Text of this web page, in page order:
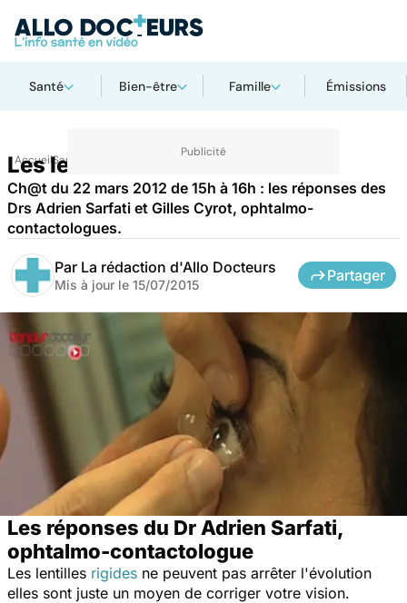
Santé Bien-être Famille Émissions
AccueilSanté
Les lentilles de contact
Ch@t du 22 mars 2012 de 15h à 16h : les réponses des
Drs Adrien Sarfati et Gilles Cyrot, ophtalmo-
contactologues.
Par La rédaction d'Allo Docteurs
Mis à jour le 15/07/2015
Partager
Les réponses du Dr Adrien Sarfati,
ophtalmo-contactologue
Les lentilles rigides ne peuvent pas arrêter l'évolution
elles sont juste un moyen de corriger votre vision.